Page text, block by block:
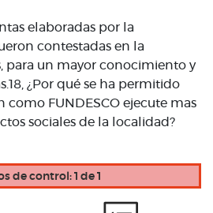
elaboradas por la
contestadas en la
para un mayor conocimiento y
¿Por qué se ha permitido
como FUNDESCO ejecute mas
sociales de la localidad?
de control: 1 de 1